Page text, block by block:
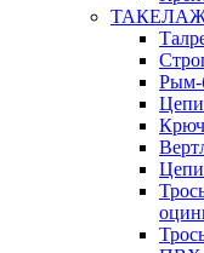
Рым-
Цепи